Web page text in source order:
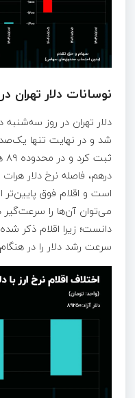
نوسانات دلار تهران
دلار تهران در روز
شد و در نهایت تنها
درهم، فاصله نرخ دلار
است و اقلام فوق پایین‌تر
می‌توان آن‌ها را سرعت‌گیر
دانست؛ زیرا اقلام ذکر
سرعت رشد دلار را در